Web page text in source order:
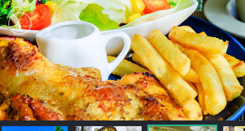
訂
房
直
接
跟